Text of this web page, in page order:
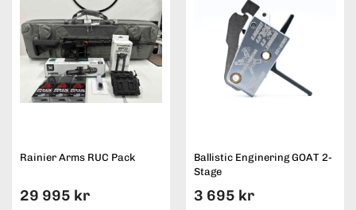
Rainier Arms RUC Pack
29 995 kr
Ballistic Enginering GOAT 2-
Stage
3 695 kr